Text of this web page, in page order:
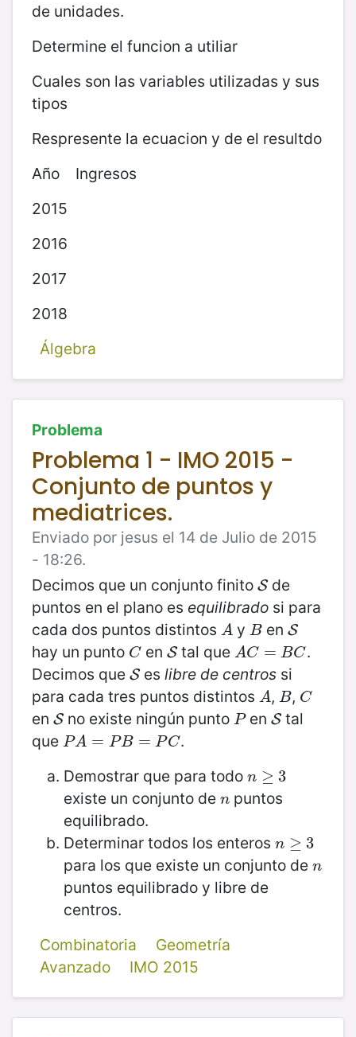
de unidades.
Determine el funcion a utiliar
Cuales son las variables utilizadas y sus
tipos
Respresente la ecuacion y de el resultdo
Año Ingresos
2015
2016
2017
2018
Álgebra
Problema
Problema 1 - IMO 2015 -
Conjunto de puntos y
mediatrices.
Enviado por jesus el 14 de Julio de 2015
- 18:26.
Decimos que un conjunto finito S
S de
puntos en el plano es equilibrado si para
cada dos puntos distintos A
A y B
Ben S
S
hay un punto C
Cen S
S tal que AC = BC
AC=BC
.
Decimos que S
S eslibre de centros si
para cada tres puntos distintos A
A, B
B, C
C
en S
S no existe ningún punto P
PenS
S tal
que PA = PB = PC
PA= PB=PC
.
Demostrar que para todo n ≥ 3
n≥3
existe un conjunto de n
n puntos
equilibrado.
Determinar todos los enteros n ≥ 3
n≥3
para los que existe un conjunto de n
n
puntos equilibrado y libre de
centros.
Combinatoria
Geometría
Avanzado
IMO 2015